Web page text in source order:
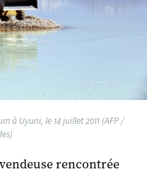
à Uyuni, le 14 juillet 2011 (AFP /
rencontrée